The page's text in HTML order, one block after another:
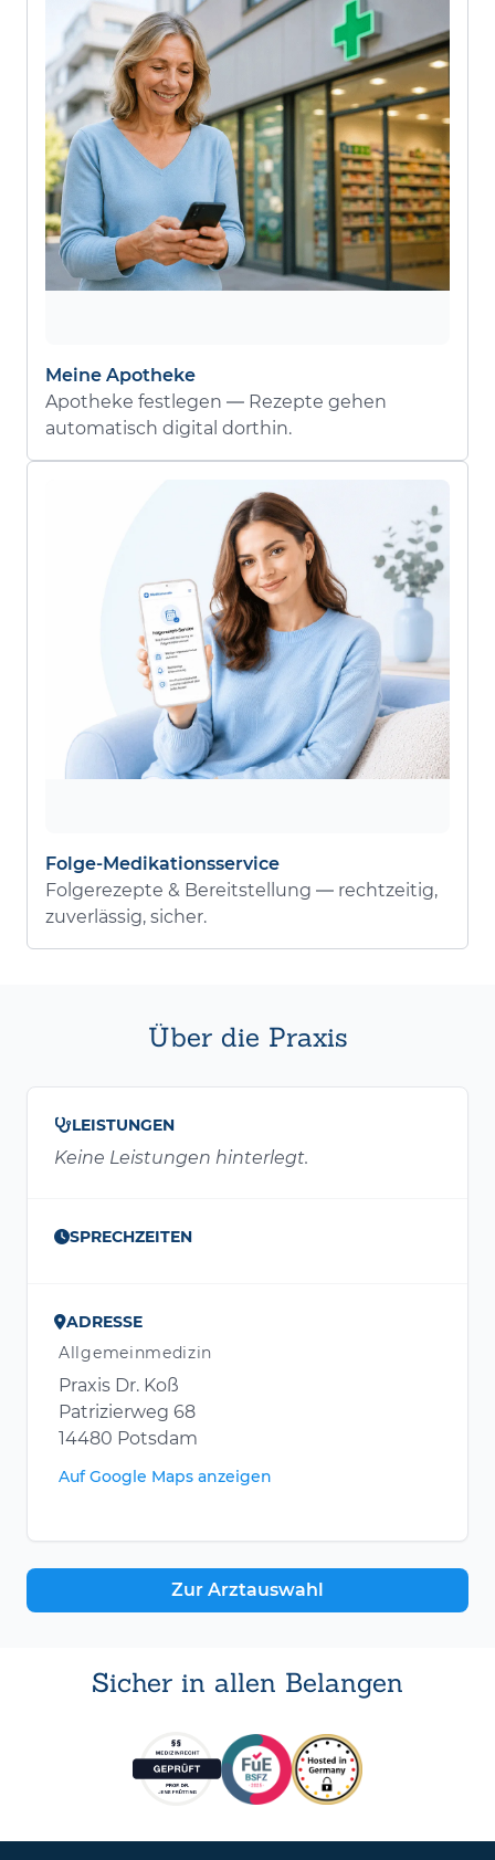
Meine Apotheke
Apotheke festlegen — Rezepte gehen
automatisch digital dorthin.
Folge-Medikationsservice
Folgerezepte & Bereitstellung — rechtzeitig,
zuverlässig, sicher.
Über die Praxis
LEISTUNGEN
Keine Leistungen hinterlegt.
SPRECHZEITEN
ADRESSE
Allgemeinmedizin
Praxis Dr. Koß
Patrizierweg 68
14480 Potsdam
Auf Google Maps anzeigen
Zur Arztauswahl
Sicher in allen Belangen